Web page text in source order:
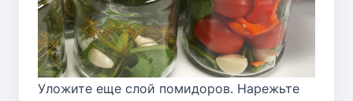
Уложите еще слой помидоров. Нарежьте